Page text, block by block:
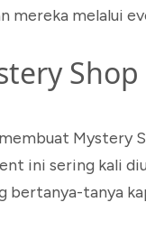
mereka melalui
Mystery
ini sering kali
bertanya-tanya